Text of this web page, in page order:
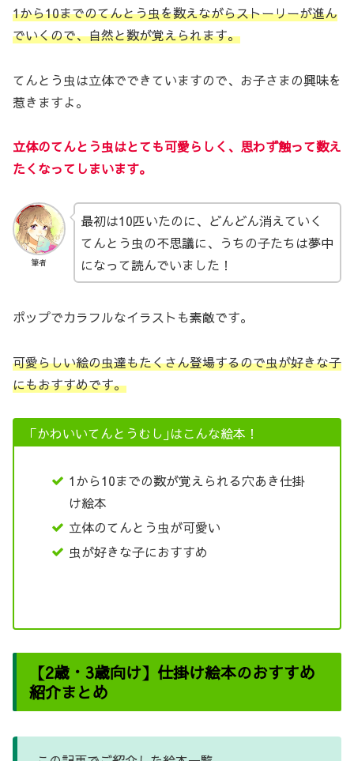
1から10までのてんとう虫を数えながらストーリーが進ん
でいくので、自然と数が覚えられます。
てんとう虫は立体でできていますので、お子さまの興味を
惹きますよ。
立体のてんとう虫はとても可愛らしく、思わず触って数え
たくなってしまいます。
筆者
最初は10匹いたのに、どんどん消えていく
てんとう虫の不思議に、うちの子たちは夢中
になって読んでいました！
ポップでカラフルなイラストも素敵です。
可愛らしい絵の虫達もたくさん登場するので虫が好きな子
にもおすすめです。
「かわいいてんとうむし｣はこんな絵本！
1から10までの数が覚えられる穴あき仕掛
け絵本
立体のてんとう虫が可愛い
虫が好きな子におすすめ
【2歳・3歳向け】仕掛け絵本のおすすめ
紹介まとめ